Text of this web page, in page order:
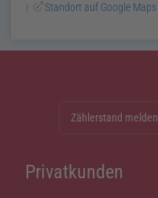
Standort auf Google Maps
Zählerstand melden
Privatkunden